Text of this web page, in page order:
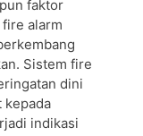
faktor
alarm
Sistem fire
dini
kepada
indikasi